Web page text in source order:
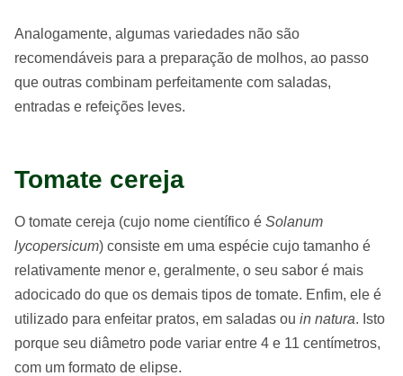
Analogamente, algumas variedades não são
recomendáveis para a preparação de molhos, ao passo
que outras combinam perfeitamente com saladas,
entradas e refeições leves.
Tomate cereja
O tomate cereja (cujo nome científico é Solanum
lycopersicum) consiste em uma espécie cujo tamanho é
relativamente menor e, geralmente, o seu sabor é mais
adocicado do que os demais tipos de tomate. Enfim, ele é
utilizado para enfeitar pratos, em saladas ou in natura. Isto
porque seu diâmetro pode variar entre 4 e 11 centímetros,
com um formato de elipse.